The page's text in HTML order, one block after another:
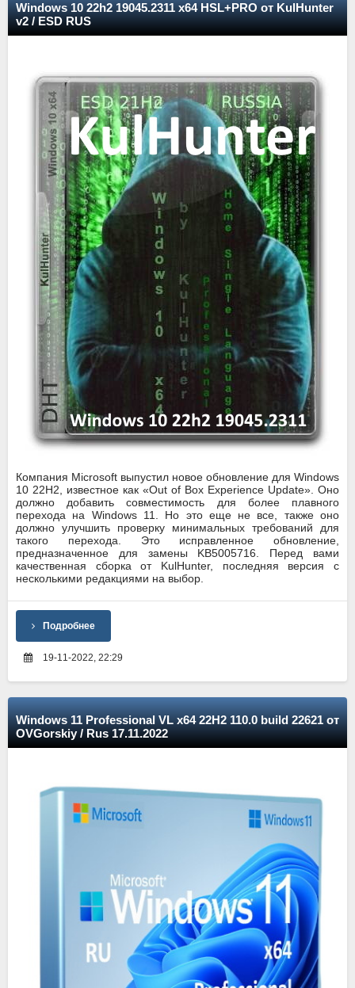
Windows 10 22h2 19045.2311 x64 HSL+PRO от KulHunter
v2 / ESD RUS
Компания Microsoft выпустил новое обновление для Windows
10 22H2, известное как «Out of Box Experience Update». Оно
должно добавить совместимость для более плавного
перехода на Windows 11. Но это еще не все, также оно
должно улучшить проверку минимальных требований для
такого перехода. Это исправленное обновление,
предназначенное для замены KB5005716. Перед вами
качественная сборка от KulHunter, последняя версия с
несколькими редакциями на выбор.
Подробнее
19-11-2022, 22:29
Windows 11 Professional VL x64 22H2 110.0 build 22621 от
OVGorskiy / Rus 17.11.2022